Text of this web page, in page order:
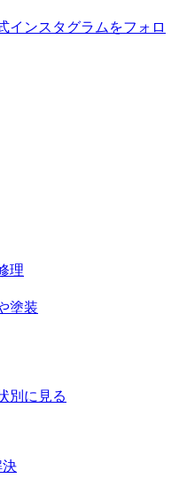
理
塗装
別に見る
決